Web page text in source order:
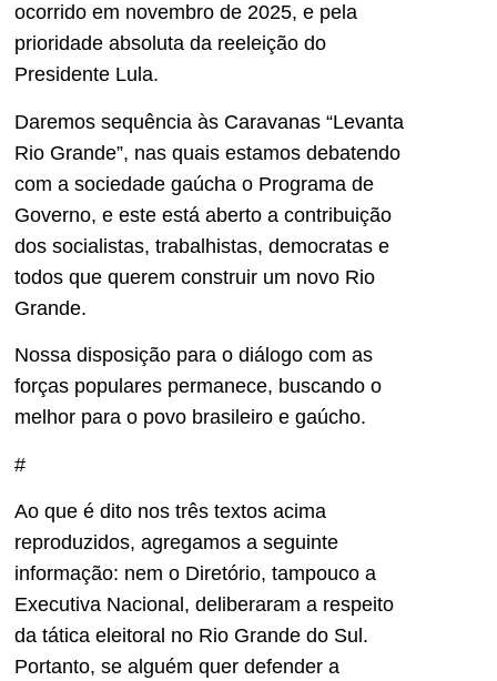
ocorrido em novembro de 2025, e pela
prioridade absoluta da reeleição do
Presidente Lula.
Daremos sequência às Caravanas “Levanta
Rio Grande”, nas quais estamos debatendo
com a sociedade gaúcha o Programa de
Governo, e este está aberto a contribuição
dos socialistas, trabalhistas, democratas e
todos que querem construir um novo Rio
Grande.
Nossa disposição para o diálogo com as
forças populares permanece, buscando o
melhor para o povo brasileiro e gaúcho.
#
Ao que é dito nos três textos acima
reproduzidos, agregamos a seguinte
informação: nem o Diretório, tampouco a
Executiva Nacional, deliberaram a respeito
da tática eleitoral no Rio Grande do Sul.
Portanto, se alguém quer defender a